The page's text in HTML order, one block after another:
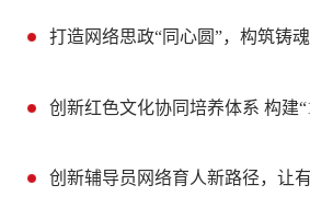
打造网络思政“同心圆”，构筑铸